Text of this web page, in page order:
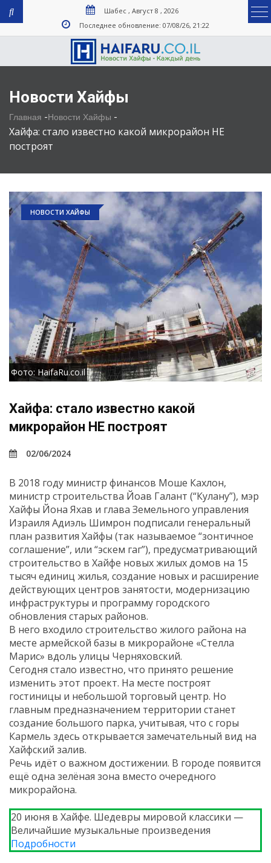
Шабес , Август 8 , 2026
Последнее обновление: 07/08/26, 21:22
Новости Хайфы
Главная -Новости Хайфы -
Хайфа: стало известно какой микрорайон НЕ
построят
НОВОСТИ ХАЙФЫ
Фото: HaifaRu.co.il
Хайфа: стало известно какой
микрорайон НЕ построят
02/06/2024
В 2018 году министр финансов Моше Кахлон,
министр строительства Йоав Галант (“Кулану”), мэр
Хайфы Йона Яхав и глава Земельного управления
Израиля Адиэль Шимрон подписали генеральный
план развития Хайфы (так называемое “зонтичное
соглашение”, или “эскем гаг”), предусматривающий
строительство в Хайфе новых жилых домов на 15
тысяч единиц жилья, создание новых и расширение
действующих центров занятости, модернизацию
инфраструктуры и программу городского
обновления старых районов.
В него входило строительство жилого района на
месте армейской базы в микрорайоне «Стелла
Марис» вдоль улицы Черняховский.
Сегодня стало известно, что принято решение
изменить этот проект. На месте построят
гостиницы и небольшой торговый центр. Но
главным предназначением территории станет
создание большого парка, учитывая, что с горы
Кармель здесь открывается замечательный вид на
Хайфский залив.
Речь идёт о важном достижении. В городе появится
ещё одна зелёная зона вместо очередного
микрорайона.
20 июня в Хайфе. Шедевры мировой классики —
Величайшие музыкальные произведения
Подробности